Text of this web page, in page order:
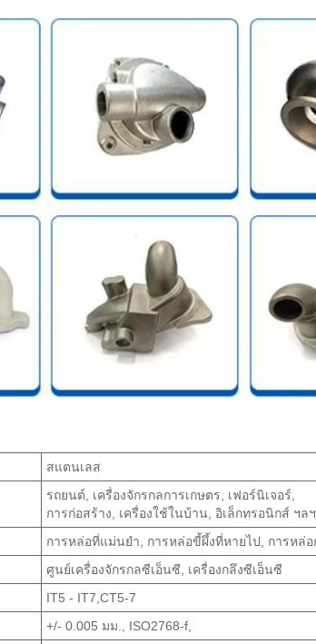
สแตนเลส
รถยนต์, เครื่องจักรกลการเกษตร, เฟอร์นิเจอร์,
การก่อสร้าง, เครื่องใช้ในบ้าน, อิเล็กทรอนิกส์ ฯลฯ
การหล่อที่แม่นยำ, การหล่อขี้ผึ้งที่หายไป, การหล่
ศูนย์เครื่องจักรกลซีเอ็นซี, เครื่องกลึงซีเอ็นซี
IT5 - IT7,CT5-7
+/- 0.005 มม., ISO2768-f,